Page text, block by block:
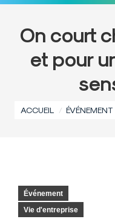
On court
et pour
Vous êtes ici :
ACCUEIL ÉVÉNEMENT
Événement
Vie d'entreprise